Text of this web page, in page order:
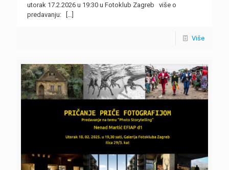
utorak 17.2.2026 u 19:30 u Fotoklub Zagreb više o
predavanju:
[…]
Više